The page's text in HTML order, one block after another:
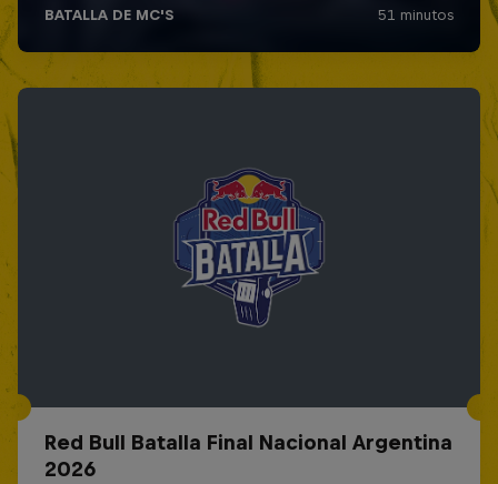
Red Bull Batalla Final Nacional Argentina
2026